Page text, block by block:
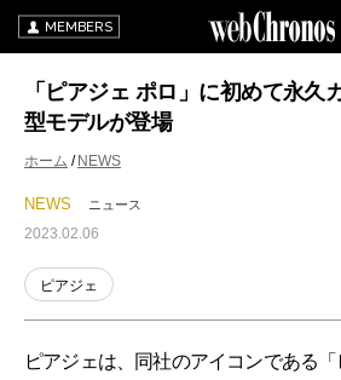
MEMBERS
「ピアジェ ポロ」に初めて永久
型モデルが登場
ホーム NEWS
NEWS ニュース
2023.02.06
ピアジェ
ピアジェは、同社のアイコンである